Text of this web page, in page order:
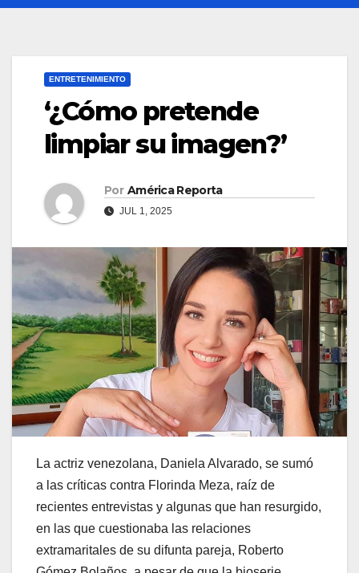
ENTRETENIMIENTO
‘¿Cómo pretende
limpiar su imagen?’
Por América Reporta
JUL 1, 2025
La actriz venezolana, Daniela Alvarado, se sumó
a las críticas contra Florinda Meza, raíz de
recientes entrevistas y algunas que han resurgido,
en las que cuestionaba las relaciones
extramaritales de su difunta pareja, Roberto